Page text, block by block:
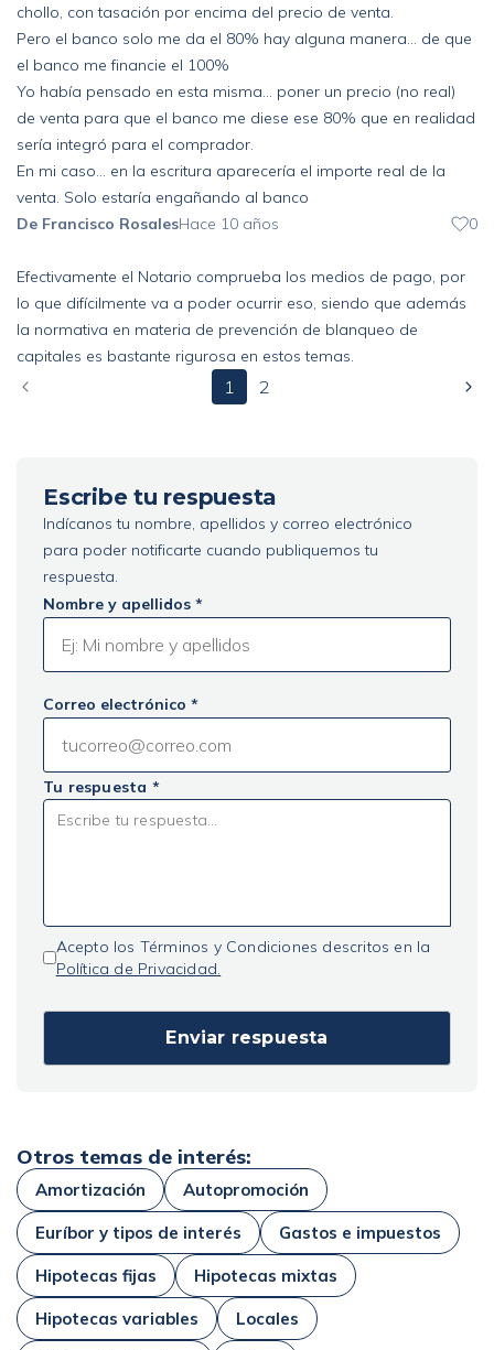
chollo, con tasación por encima del precio de venta.
Pero el banco solo me da el 80% hay alguna manera... de que
el banco me financie el 100%
Yo había pensado en esta misma... poner un precio (no real)
de venta para que el banco me diese ese 80% que en realidad
sería integró para el comprador.
En mi caso... en la escritura aparecería el importe real de la
venta. Solo estaría engañando al banco
De Francisco RosalesHace 10 años 0
Efectivamente el Notario comprueba los medios de pago, por
lo que difícilmente va a poder ocurrir eso, siendo que además
la normativa en materia de prevención de blanqueo de
capitales es bastante rigurosa en estos temas.
1 2
Escribe tu respuesta
Indícanos tu nombre, apellidos y correo electrónico
para poder notificarte cuando publiquemos tu
respuesta.
Nombre y apellidos *
Correo electrónico *
Tu respuesta *
Acepto los Términos y Condiciones descritos en la
Política de Privacidad.
Otros temas de interés:
Amortización Autopromoción
Euríbor y tipos de interés Gastos e impuestos
Hipotecas fijas Hipotecas mixtas
Hipotecas variables Locales